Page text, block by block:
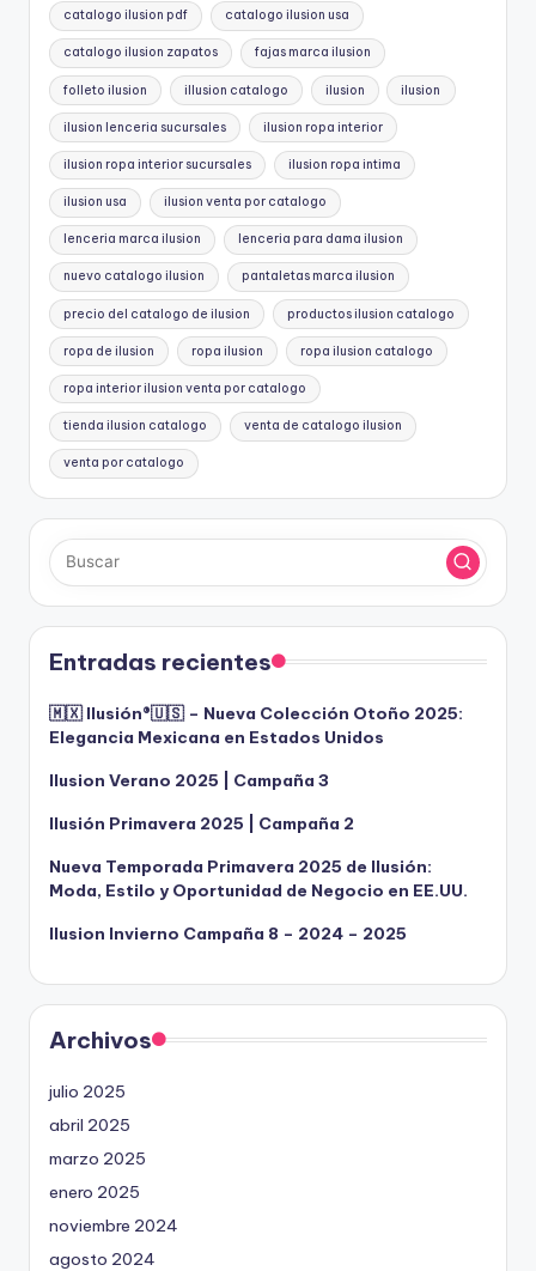
catalogo ilusion pdf catalogo ilusion usa
catalogo ilusion zapatos fajas marca ilusion
folleto ilusion illusion catalogo ilusion ilusion
ilusion lenceria sucursales ilusion ropa interior
ilusion ropa interior sucursales ilusion ropa intima
ilusion usa ilusion venta por catalogo
lenceria marca ilusion lenceria para dama ilusion
nuevo catalogo ilusion pantaletas marca ilusion
precio del catalogo de ilusion productos ilusion catalogo
ropa de ilusion ropa ilusion ropa ilusion catalogo
ropa interior ilusion venta por catalogo
tienda ilusion catalogo venta de catalogo ilusion
venta por catalogo
Entradas recientes
🇲🇽 Ilusión®️🇺🇸 – Nueva Colección Otoño 2025:
Elegancia Mexicana en Estados Unidos
Ilusion Verano 2025 | Campaña 3
Ilusión Primavera 2025 | Campaña 2
Nueva Temporada Primavera 2025 de Ilusión:
Moda, Estilo y Oportunidad de Negocio en EE.UU.
Ilusion Invierno Campaña 8 – 2024 – 2025
Archivos
julio 2025
abril 2025
marzo 2025
enero 2025
noviembre 2024
agosto 2024